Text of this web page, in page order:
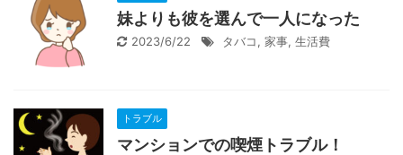
妹よりも彼を選んで一人になった
2023/6/22 タバコ, 家事, 生活費
トラブル
マンションでの喫煙トラブル！